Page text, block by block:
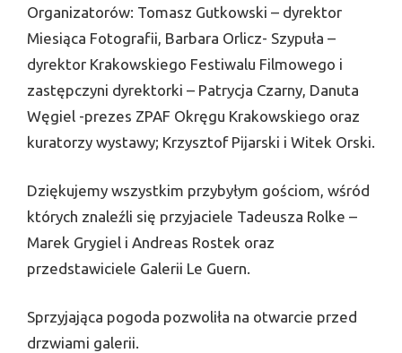
Organizatorów: Tomasz Gutkowski – dyrektor
Miesiąca Fotografii, Barbara Orlicz- Szypuła –
dyrektor Krakowskiego Festiwalu Filmowego i
zastępczyni dyrektorki – Patrycja Czarny, Danuta
Węgiel -prezes ZPAF Okręgu Krakowskiego oraz
kuratorzy wystawy; Krzysztof Pijarski i Witek Orski.
Dziękujemy wszystkim przybyłym gościom, wśród
których znaleźli się przyjaciele Tadeusza Rolke –
Marek Grygiel i Andreas Rostek oraz
przedstawiciele Galerii Le Guern.
Sprzyjająca pogoda pozwoliła na otwarcie przed
drzwiami galerii.